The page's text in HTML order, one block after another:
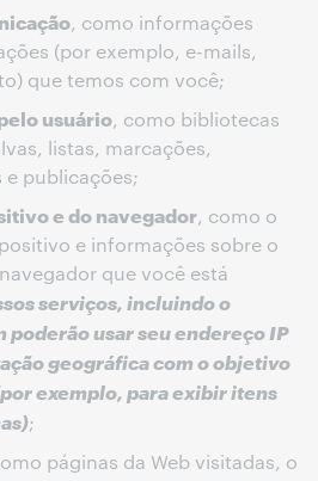
, como informações
(por exemplo, e-mails,
que temos com você;
usuário, como bibliotecas
listas, marcações,
e publicações;
e do navegador, como o
e informações sobre o
que você está
serviços, incluindo o
poderão usar seu endereço IP
geográfica com o objetivo
exemplo, para exibir itens
;
páginas da Web visitadas, o